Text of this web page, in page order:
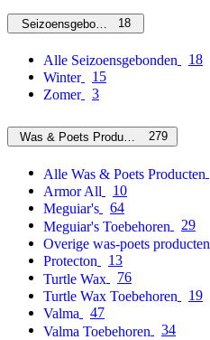
Seizoensgebonden18
Alle Seizoensgebonden
18
Winter
15
Zomer
3
Was & Poets Producten 279
Alle Was & Poets Producten
Armor All
10
Meguiar's
64
Meguiar's Toebehoren
29
Overige was-poets producten
Protecton
13
Turtle Wax
76
Turtle Wax Toebehoren
19
Valma
47
Valma Toebehoren
34